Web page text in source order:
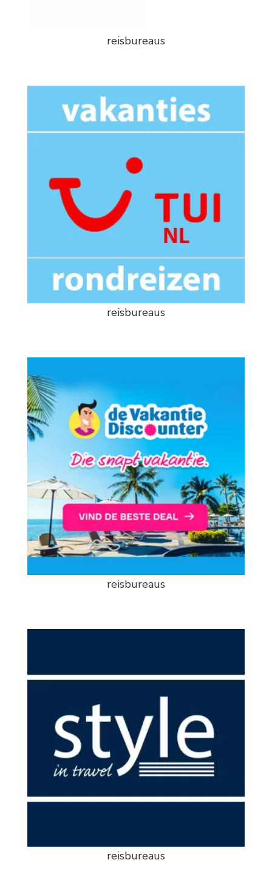
reisbureaus
reisbureaus
reisbureaus
reisbureaus